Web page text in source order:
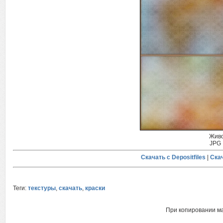
JPG
Скачать с Depositfiles
Теги: текстуры, скачать, краски
При копировании